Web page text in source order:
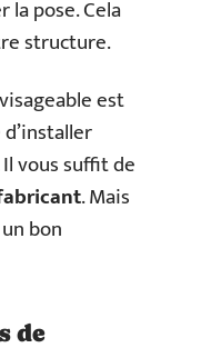
pose. Cela
structure.
est
vous suffit de
. Mais
bon
de